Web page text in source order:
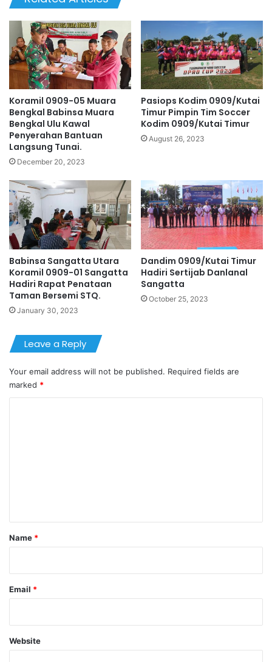
Koramil 0909-05 Muara
Bengkal Babinsa Muara
Bengkal Ulu Kawal
Penyerahan Bantuan
Langsung Tunai.
December 20, 2023
Pasiops Kodim 0909/Kutai
Timur Pimpin Tim Soccer
Kodim 0909/Kutai Timur
August 26, 2023
Babinsa Sangatta Utara
Koramil 0909-01 Sangatta
Hadiri Rapat Penataan
Taman Bersemi STQ.
January 30, 2023
Dandim 0909/Kutai Timur
Hadiri Sertijab Danlanal
Sangatta
October 25, 2023
Leave a Reply
Your email address will not be published. Required fields are
marked *
*
Name *
Email *
Website